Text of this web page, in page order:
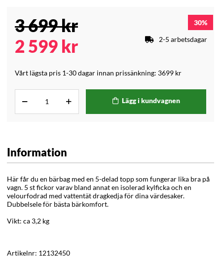
3 699kr
2 599 kr
Vårt lägsta pris 1-30 dagar innan prissänkning: 3699 kr
30
2-5 arbetsdagar
Lägg i kundvagnen
Information
Här får du en bärbag med en 5-delad topp som fungerar lika bra på
vagn. 5 st fickor varav bland annat en isolerad kylficka och en
velourfodrad med vattentät dragkedja för dina värdesaker.
Dubbelsele för bästa bärkomfort.
Vikt: ca 3,2 kg
Artikelnr: 12132450